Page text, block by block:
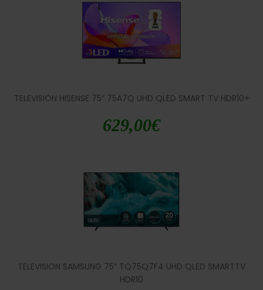
TELEVISION HISENSE 75″ 75A7Q UHD QLED SMART TV HDR10+
629,00€
TELEVISION SAMSUNG 75″ TQ75Q7F4 UHD QLED SMARTTV
HDR10